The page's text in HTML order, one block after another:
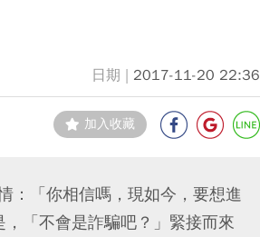
2017-11-20 22:36
加入收藏
：「你相信嗎，現如今，要想進
「不會是詐騙吧？」緊接而來